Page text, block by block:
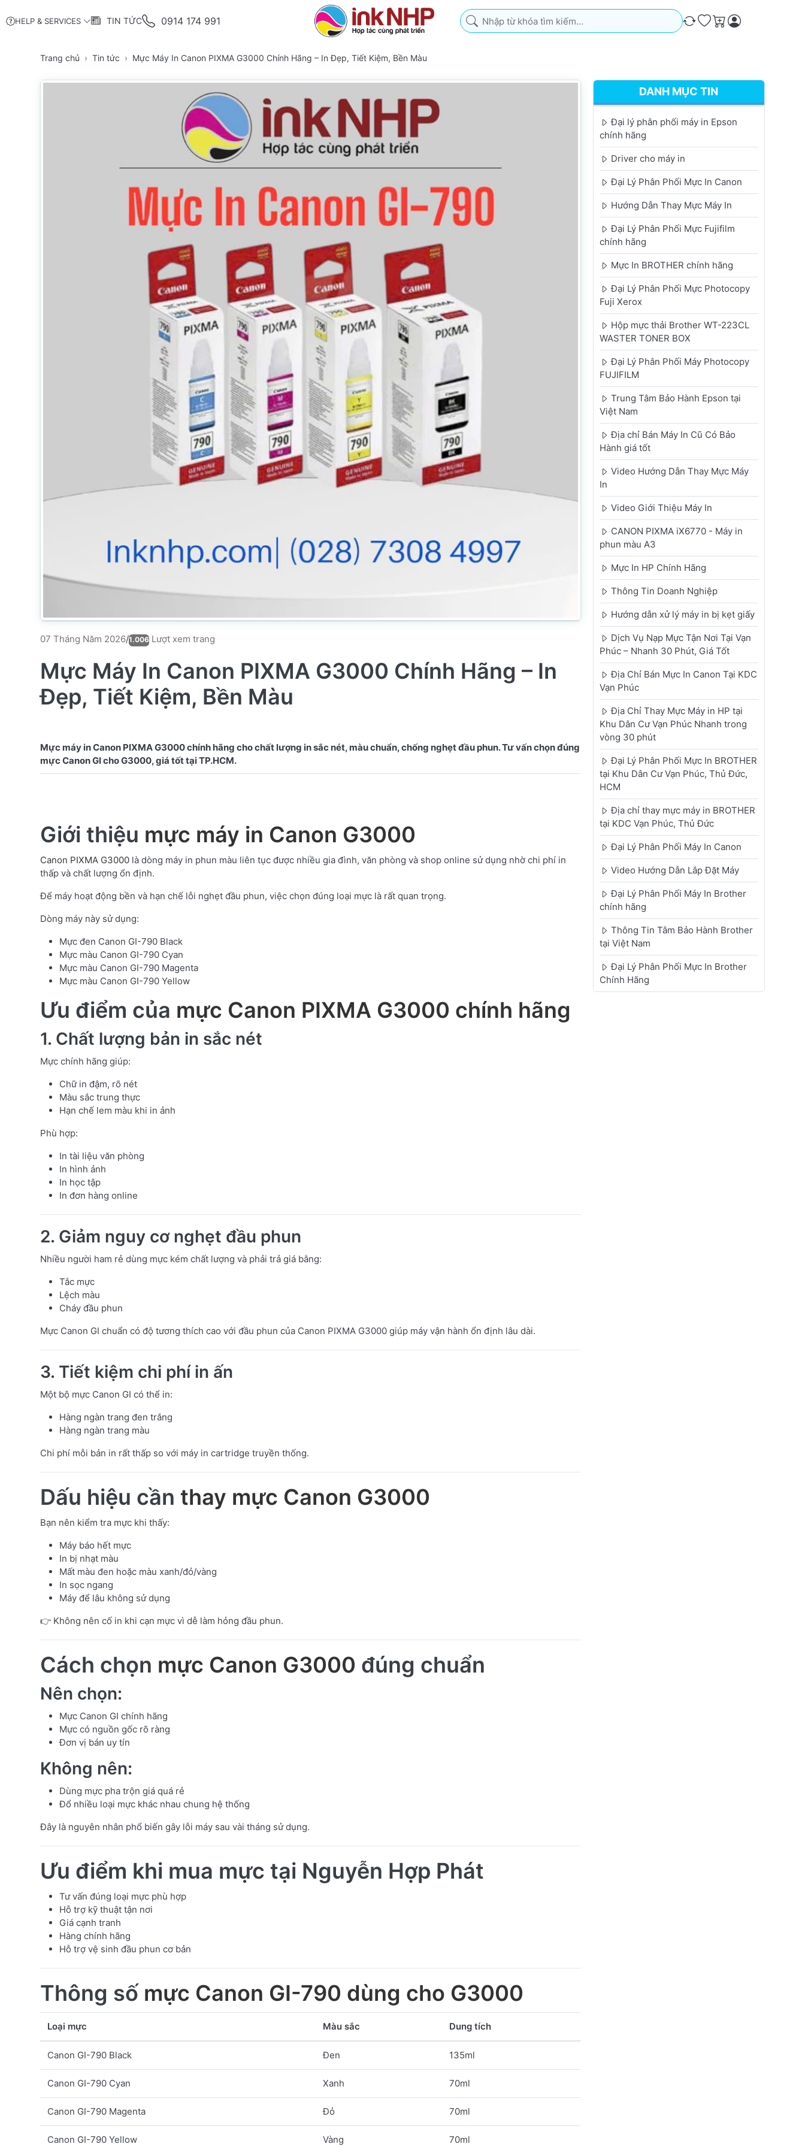
HELP & SERVICES TIN TỨC 0914 174 991
Nhập từ khóa tìm kiếm. Kết quả sẽ tự động xuất hiện khi bạn nhập. Nhấn phím
So sánh
Ưa thích
Giỏ hàng
Trang chủ Tin tức Mực Máy In Canon PIXMA G3000 Chính Hãng – In Đẹp, Tiết Kiệm, Bền Màu
07 Tháng Năm 2026/1.006 Lượt xem trang
Mực Máy In Canon PIXMA G3000 Chính Hãng – In
Đẹp, Tiết Kiệm, Bền Màu
Mực máy in Canon PIXMA G3000 chính hãng cho chất lượng in sắc nét, màu chuẩn, chống nghẹt đầu phun. Tư vấn chọn đúng
Giới thiệu mực máy in Canon G3000
Canon PIXMA G3000 là dòng máy in phun màu liên tục được nhiều gia đình, văn phòng và shop online sử dụng nhờ chi phí in
thấp và chất lượng ổn định.
Để máy hoạt động bền và hạn chế lỗi nghẹt đầu phun, việc chọn đúng loại mực là rất quan trọng.
Dòng máy này sử dụng:
Mực đen Canon GI-790 Black
Mực màu Canon GI-790 Cyan
Mực màu Canon GI-790 Magenta
Mực màu Canon GI-790 Yellow
Ưu điểm của mực Canon PIXMA G3000 chính hãng
1. Chất lượng bản in sắc nét
Mực chính hãng giúp:
Chữ in đậm, rõ nét
Màu sắc trung thực
Hạn chế lem màu khi in ảnh
Phù hợp:
In tài liệu văn phòng
In hình ảnh
In học tập
In đơn hàng online
2. Giảm nguy cơ nghẹt đầu phun
Nhiều người ham rẻ dùng mực kém chất lượng và phải trả giá bằng:
Tắc mực
Lệch màu
Cháy đầu phun
Mực Canon GI chuẩn có độ tương thích cao với đầu phun của Canon PIXMA G3000 giúp máy vận hành ổn định lâu dài.
3. Tiết kiệm chi phí in ấn
Một bộ mực Canon GI có thể in:
Hàng ngàn trang đen trắng
Hàng ngàn trang màu
Chi phí mỗi bản in rất thấp so với máy in cartridge truyền thống.
Dấu hiệu cần thay mực Canon G3000
Bạn nên kiểm tra mực khi thấy:
Máy báo hết mực
In bị nhạt màu
Mất màu đen hoặc màu xanh/đỏ/vàng
In sọc ngang
Máy để lâu không sử dụng
👉 Không nên cố in khi cạn mực vì dễ làm hỏng đầu phun.
Cách chọn mực Canon G3000 đúng chuẩn
Nên chọn:
Mực Canon GI chính hãng
Mực có nguồn gốc rõ ràng
Đơn vị bán uy tín
Không nên:
Dùng mực pha trộn giá quá rẻ
Đổ nhiều loại mực khác nhau chung hệ thống
Đây là nguyên nhân phổ biến gây lỗi máy sau vài tháng sử dụng.
Ưu điểm khi mua mực tại Nguyễn Hợp Phát
Tư vấn đúng loại mực phù hợp
Hỗ trợ kỹ thuật tận nơi
Giá cạnh tranh
Hàng chính hãng
Hỗ trợ vệ sinh đầu phun cơ bản
Thông số mực Canon GI-790 dùng cho G3000
Loại mực Màu sắc Dung tích
Canon GI-790 Black Đen 135ml
Canon GI-790 Cyan Xanh 70ml
Canon GI-790 Magenta Đỏ 70ml
Canon GI-790 Yellow Vàng 70ml
DANH MỤC TIN
Đại lý phân phối máy in Epson
chính hãng
Driver cho máy in
Đại Lý Phân Phối Mực In Canon
Hướng Dẫn Thay Mực Máy In
Đại Lý Phân Phối Mực Fujifilm
chính hãng
Mực In BROTHER chính hãng
Đại Lý Phân Phối Mực Photocopy
Fuji Xerox
Hộp mực thải Brother WT-223CL
WASTER TONER BOX
Đại Lý Phân Phối Máy Photocopy
FUJIFILM
Trung Tâm Bảo Hành Epson tại
Việt Nam
Địa chỉ Bán Máy In Cũ Có Bảo
Hành giá tốt
Video Hướng Dẫn Thay Mực Máy
In
Video Giới Thiệu Máy In
CANON PIXMA iX6770 - Máy in
phun màu A3
Mực In HP Chính Hãng
Thông Tin Doanh Nghiệp
Hướng dẫn xử lý máy in bị kẹt giấy
Dịch Vụ Nạp Mực Tận Nơi Tại Vạn
Phúc – Nhanh 30 Phút, Giá Tốt
Địa Chỉ Bán Mực In Canon Tại KDC
Vạn Phúc
Địa Chỉ Thay Mực Máy in HP tại
Khu Dân Cư Vạn Phúc Nhanh trong
vòng 30 phút
Đại Lý Phân Phối Mực In BROTHER
tại Khu Dân Cư Vạn Phúc, Thủ Đức,
HCM
Địa chỉ thay mực máy in BROTHER
tại KDC Vạn Phúc, Thủ Đức
Đại Lý Phân Phối Máy In Canon
Video Hướng Dẫn Lắp Đặt Máy
Đại Lý Phân Phối Máy In Brother
chính hãng
Thông Tin Tâm Bảo Hành Brother
tại Việt Nam
Đại Lý Phân Phối Mực In Brother
Chính Hãng